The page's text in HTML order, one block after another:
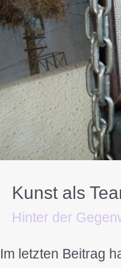
Kunst als
Hinter der
Im letzten Beitrag